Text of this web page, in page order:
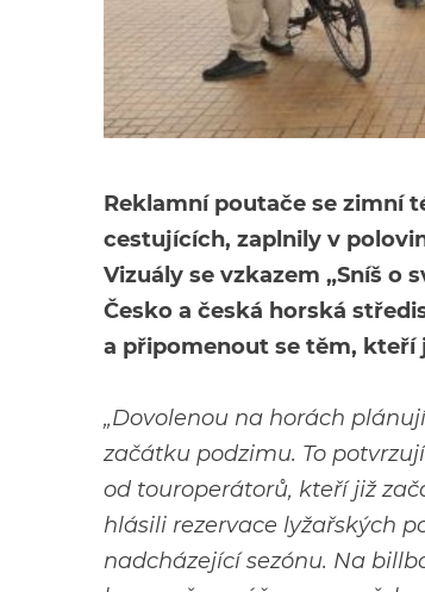
Reklamní poutače se zimní
cestujících, zaplnily v
Vizuály se vzkazem „Sníš o
Česko a česká horská
a připomenout se těm, kteří
„Dovolenou na horách
začátku podzimu. To
od touroperátorů, kteří již
hlásili rezervace lyžařských
nadcházející sezónu. Na